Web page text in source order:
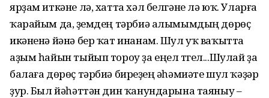
ярҙам иткәне лә, хатта хәл белгәне лә юҡ. Уларға
ҡарайым да, үҙемдең тәрбиә алымымдың дөрөҫ
икәненә йәнә бер ҡат инанам. Шул уҡ ваҡытта
аҙым һайын тыйып тороу ҙа еңел түгел...Шулай ҙа
балаға дөрөҫ тәрбиә биреүҙең әһәмиәте шул ҡәҙәр
ҙур. Был йәһәттән дин ҡанундарына таяныу –